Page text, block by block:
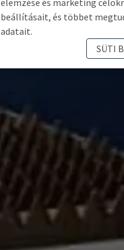
elemzése és marketing
beállításait, és többet
adatait.
SÜTI